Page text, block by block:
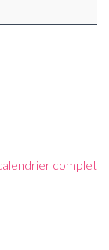
complet